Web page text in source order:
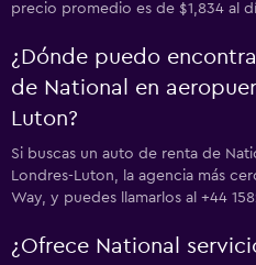
precio promedio es de $1,834 al
¿Dónde puedo
de National en
Luton?
Si buscas un auto de renta de
Londres-Luton, la agencia más
Way, y puedes llamarlos al +44
¿Ofrece National